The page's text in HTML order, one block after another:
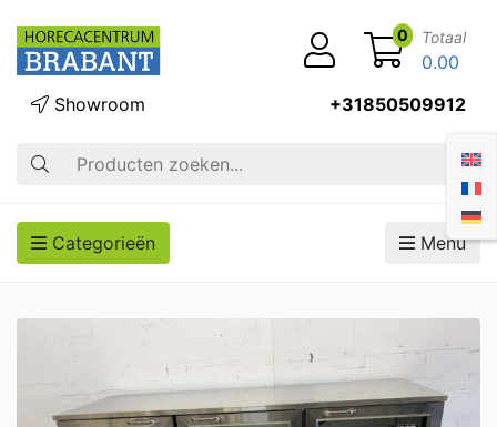
Zoek op
Showroom +31850509912
0 Totaal
0.00
Categorieën Menu